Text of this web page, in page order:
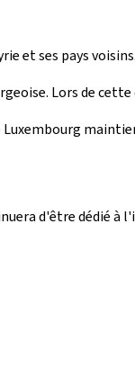
et ses pays
Lors de
d'être dédié